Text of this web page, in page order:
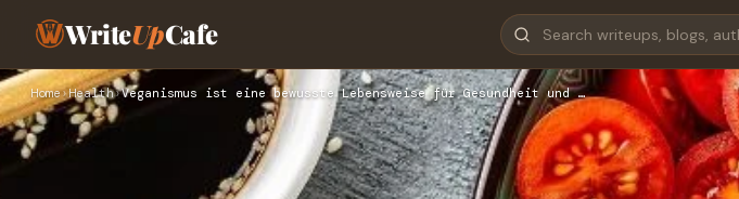
WriteUpCafe
Home›Health›Veganismus ist eine bewusste Lebensweise für Gesundheit und …